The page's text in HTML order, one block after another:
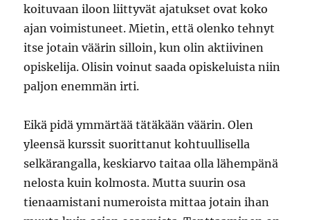
koituvaan iloon liittyvät ajatukset ovat koko
ajan voimistuneet. Mietin, että olenko tehnyt
itse jotain väärin silloin, kun olin aktiivinen
opiskelija. Olisin voinut saada opiskeluista niin
paljon enemmän irti.
Eikä pidä ymmärtää tätäkään väärin. Olen
yleensä kurssit suorittanut kohtuullisella
selkärangalla, keskiarvo taitaa olla lähempänä
nelosta kuin kolmosta. Mutta suurin osa
tienaamistani numeroista mittaa jotain ihan